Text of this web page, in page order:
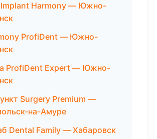
Implant Harmony — Южно-
ProfiDent — Южно-
ProfiDent Expert — Южно-
Surgery Premium —
на-Амуре
Dental Family — Хабаровск